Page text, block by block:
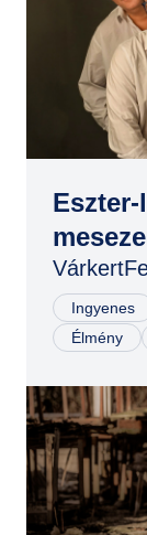
Ingyenes
Élmény